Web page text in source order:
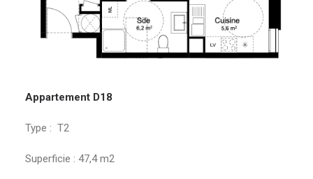
Appartement D18
Type : T2
Superficie : 47,4 m2